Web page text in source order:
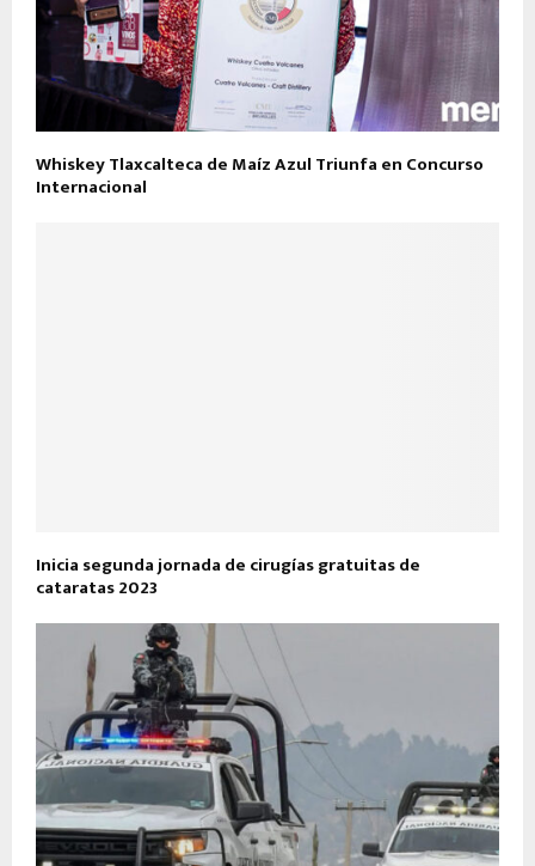
Whiskey Tlaxcalteca de Maíz Azul Triunfa en Concurso
Internacional
Inicia segunda jornada de cirugías gratuitas de
cataratas 2023